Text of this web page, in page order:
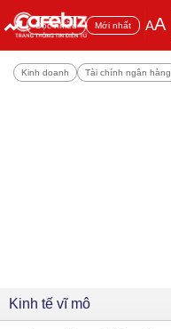
Đọc nhiều Mới nhất AA
Kinh doanh Tài chính ngân hàng
Kinh tế vĩ mô